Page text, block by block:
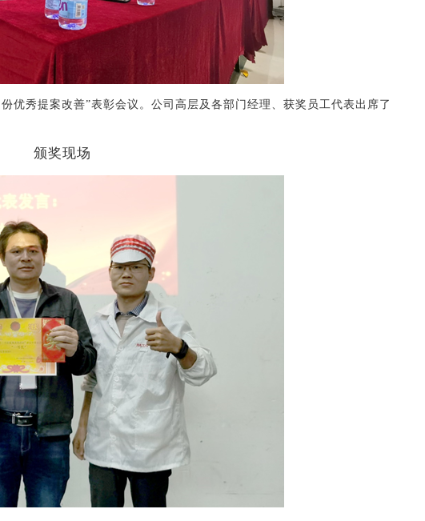
秀提案改善”表彰会议。公司高层及各部门经理、获奖员工代表出席了
颁奖现场